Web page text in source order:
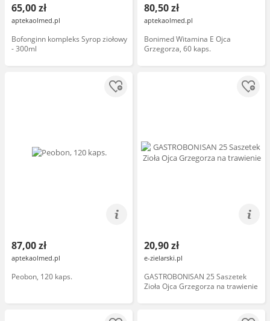
65,00 zł
aptekaolmed.pl
Bofonginn kompleks Syrop ziołowy
- 300ml
80,50 zł
aptekaolmed.pl
Bonimed Witamina E Ojca
Grzegorza, 60 kaps.
87,00 zł
aptekaolmed.pl
Peobon, 120 kaps.
20,90 zł
e-zielarski.pl
GASTROBONISAN 25 Saszetek
Zioła Ojca Grzegorza na trawienie